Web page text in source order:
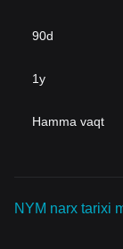
90d
1y
Hamma vaqt
NYM narx tarixi